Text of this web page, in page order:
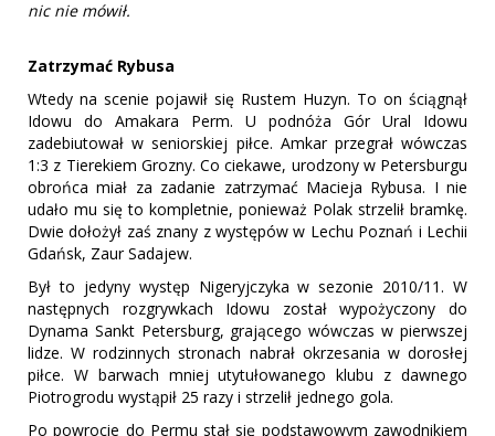
nic nie mówił.
Zatrzymać Rybusa
Wtedy na scenie pojawił się Rustem Huzyn. To on ściągnął
Idowu do Amakara Perm. U podnóża Gór Ural Idowu
zadebiutował w seniorskiej piłce. Amkar przegrał wówczas
1:3 z Tierekiem Grozny. Co ciekawe, urodzony w Petersburgu
obrońca miał za zadanie zatrzymać Macieja Rybusa. I nie
udało mu się to kompletnie, ponieważ Polak strzelił bramkę.
Dwie dołożył zaś znany z występów w Lechu Poznań i Lechii
Gdańsk, Zaur Sadajew.
Był to jedyny występ Nigeryjczyka w sezonie 2010/11. W
następnych rozgrywkach Idowu został wypożyczony do
Dynama Sankt Petersburg, grającego wówczas w pierwszej
lidze. W rodzinnych stronach nabrał okrzesania w dorosłej
piłce. W barwach mniej utytułowanego klubu z dawnego
Piotrogrodu wystąpił 25 razy i strzelił jednego gola.
Po powrocie do Permu stał się podstawowym zawodnikiem